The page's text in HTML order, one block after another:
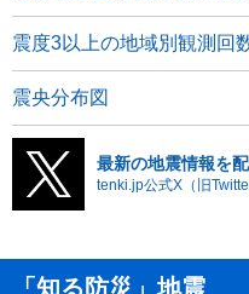
震度3以上の地域別観測回
震央分布図
最新の地震情報を
tenki.jp公式X（旧
「知る防災」地震